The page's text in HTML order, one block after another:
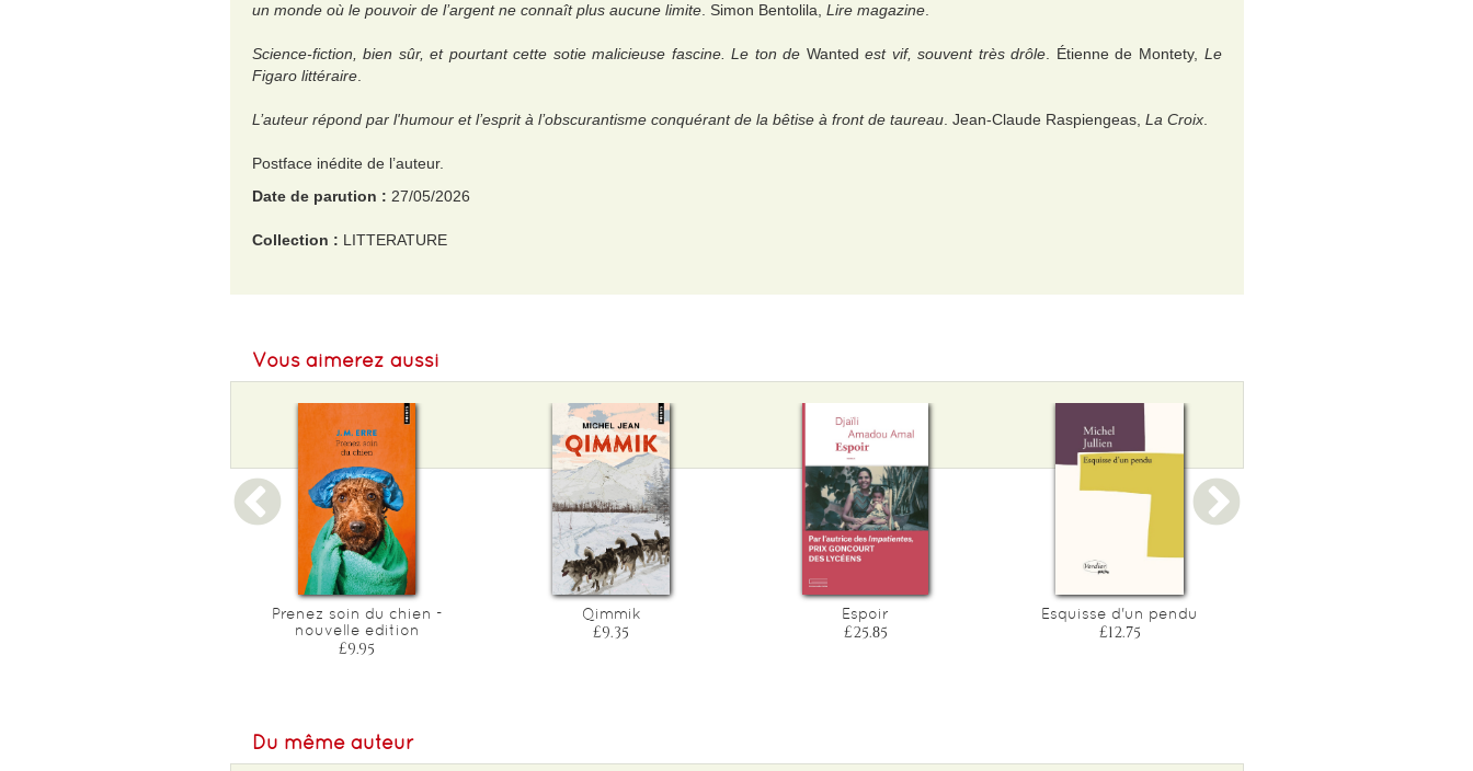
un monde où le pouvoir de l’argent ne connaît plus aucune limite. Simon Bentolila, Lire magazine.
Science-fiction, bien sûr, et pourtant cette sotie malicieuse fascine. Le ton de Wantedest vif, souvent très drôle. Étienne de Montety, Le
Figaro littéraire.
L’auteur répond par l'humour et l’esprit à l’obscurantisme conquérant de la bêtise à front de taureau. Jean-Claude Raspiengeas, La Croix.
Postface inédite de l’auteur.
Date de parution : 27/05/2026
Collection : LITTERATURE
Format L :110
Poids :110 g
Epaisseur : 11
Vous aimerez aussi
Prenez soin du chien -
nouvelle edition
£9.95
Qimmik
£9.35
Espoir
£25.85
Esquisse d'un pendu
£12.75
Du même auteur